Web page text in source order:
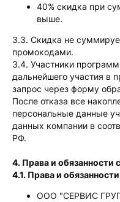
40% скидка при
выше.
3.3. Скидка не
промокодами.
3.4. Участники
дальнейшего участия в
запрос через форму
После отказа все
персональные данные
данных компании в
РФ.
4. Права и обязанности
4.1. Права и
ООО "СЕРВИС